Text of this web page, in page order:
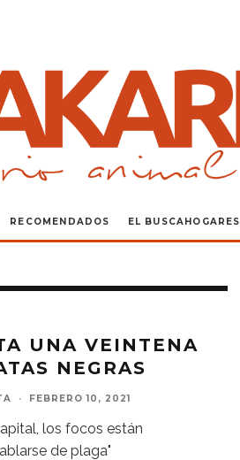
RECOMENDADOS EL BUSCAHOGARES
UNA VEINTENA
NEGRAS
· FEBRERO 10, 2021
los focos están
de plaga"